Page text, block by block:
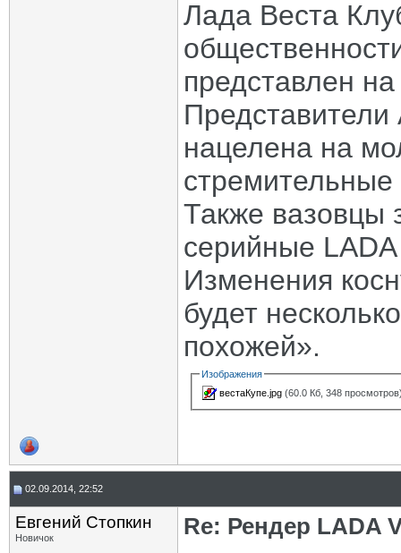
Лада Веста
представлен
нацелена на
Также вазовцы
серийные LADA
Изменения
будет
похожей».
Изображения
вестаКупе.jpg (60.0 Кб, 348
02.09.2014, 22:52
Евгений Стопкин
Новичок
Re: Рендер LADA